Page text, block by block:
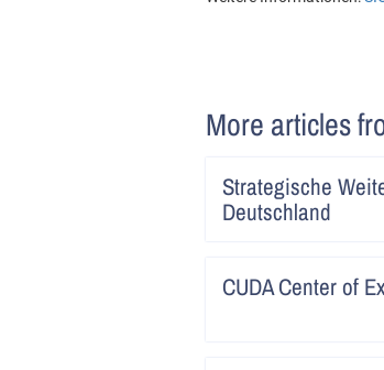
More articles
Strategische
Deutschland
CUDA Center of